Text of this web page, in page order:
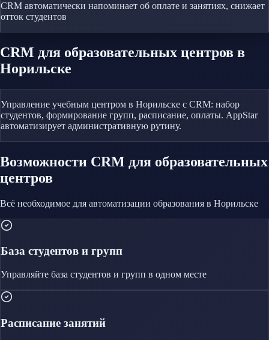
CRM автоматически напоминает об оплате и занятиях, снижает
отток студентов
CRM для образовательных центров в
Норильске
Управление учебным центром в Норильске с CRM: набор
студентов, формирование групп, расписание, оплаты. AppStar
автоматизирует административную рутину.
Возможности CRM для образовательных
центров
Всё необходимое для автоматизации образования в Норильске
База студентов и групп
Управляйте база студентов и групп в одном месте
Расписание занятий